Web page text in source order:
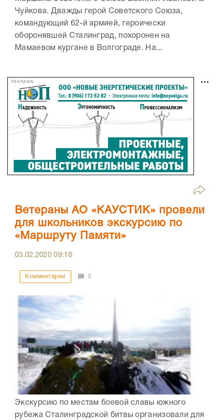
Чуйкова. Дважды герой Советского Союза,
командующий 62-й армией, героически
оборонявшей Сталинград, похоронен на
Мамаевом кургане в Волгограде. На...
РЕКЛАМА
Ветераны АО «КАУСТИК» провели
для школьников экскурсию по
«Маршруту Памяти»
03.02.202009:16
Комментарии 0
Экскурсию по местам боевой славы южного
рубежа Сталинградской битвы организовали для